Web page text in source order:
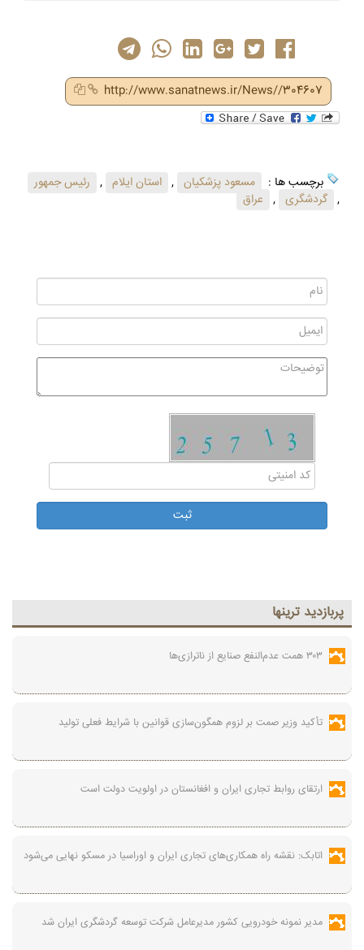
http://www.sanatnews.ir/News//304607
برچسب ها : مسعود پزشکیان , استان ایلام , رئیس جمهور
, گردشگری , عراق
پربازديد ترينها
۳۰۳ همت عدم‌النفع صنایع از ناترازی‌ها
تأکید وزیر صمت بر لزوم همگون‌سازی قوانین با شرایط فعلی تولید
ارتقای روابط تجاری ایران و افغانستان در اولویت دولت است
اتابک: نقشه راه همکاری‌های تجاری ایران و اوراسیا در مسکو نهایی می‌شود
مدیر نمونه خودرویی کشور مدیرعامل شرکت توسعه گردشگری ایران شد